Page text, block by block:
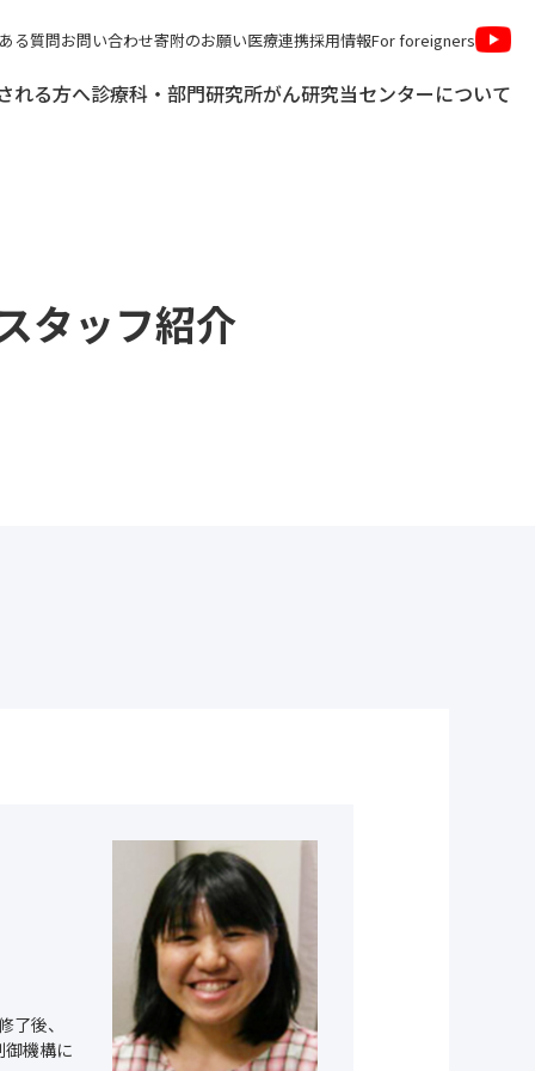
る質問お問い合わせ寄附のお願い医療連携採用情報For foreigners
れる方へ診療科・部門研究所がん研究当センターについて
タッフ紹介
後、
機構に